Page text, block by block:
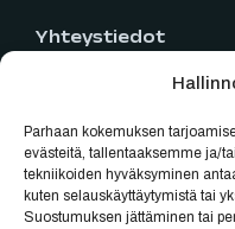
Parhaan kokemuksen
evästeitä, tallentaaksemme ja/
tekniikoiden hyväksyminen
kuten selauskäyttäytymistä tai
Suostumuksen jättäminen tai
Yhteystiedot
040 777 2819
myynti@oulubikes.fi